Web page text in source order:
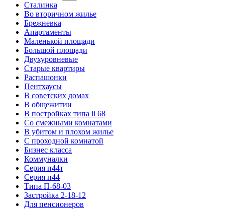
Сталинка
Во вторичном жилье
Брежневка
Апартаменты
Маленькой площади
Большой площади
Двухуровневые
Старые квартиры
Распашонки
Пентхаусы
В советских домах
В общежитии
В постройках типа ii 68
Со смежными комнатами
В убитом и плохом жилье
С проходной комнатой
Бизнес класса
Коммуналки
Серия п44т
Серия п44
Типа П-68-03
Застройка 2-18-12
Для пенсионеров